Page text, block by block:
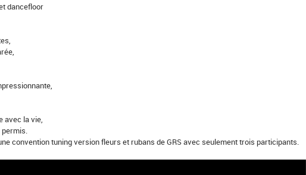
dancefloor
avec la vie,
convention tuning version fleurs et rubans de GRS avec seulement trois participants.